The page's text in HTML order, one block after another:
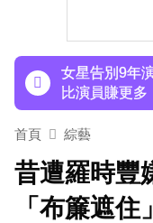
女星告別9年
比演員賺更多
蔡阿嘎陷爭議
騙集團回歸」
肥大叔猝逝5
曝原因
首頁 綜藝
昔遭羅時豐
「布簾遮